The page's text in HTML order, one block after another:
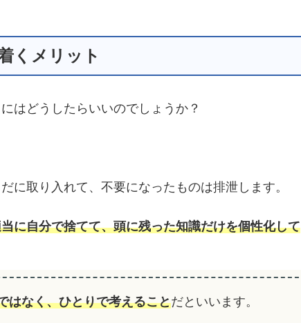
くメリット
はどうしたらいいのでしょうか？
に取り入れて、不要になったものは排泄します。
に自分で捨てて、頭に残った知識だけを個性化して
はなく、ひとりで考えることだといいます。